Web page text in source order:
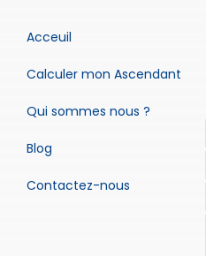
Acceuil
Calculer mon Ascendant
Qui sommes nous ?
Blog
Contactez-nous